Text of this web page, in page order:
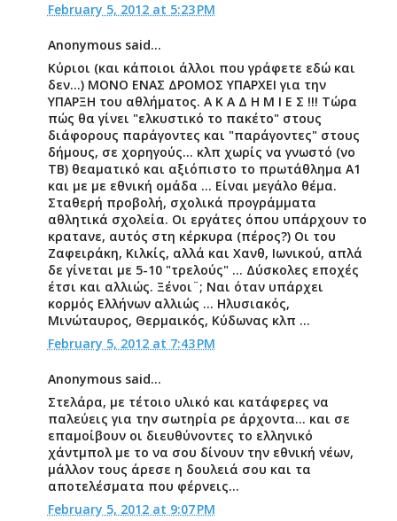
February 5, 2012 at 5:23 PM
Anonymous said...
Κύριοι (και κάποιοι άλλοι που γράφετε εδώ και
δεν...) ΜΟΝΟ ΕΝΑΣ ΔΡΟΜΟΣ ΥΠΑΡΧΕΙ για την
ΥΠΑΡΞΗ του αθλήματος. Α Κ Α Δ Η Μ Ι Ε Σ !!! Τώρα
πώς θα γίνει "ελκυστικό το πακέτο" στους
διάφορους παράγοντες και "παράγοντες" στους
δήμους, σε χορηγούς... κλπ χωρίς να γνωστό (νο
ΤΒ) θεαματικό και αξιόπιστο το πρωτάθλημα Α1
και με με εθνική ομάδα ... Είναι μεγάλο θέμα.
Σταθερή προβολή, σχολικά προγράμματα
αθλητικά σχολεία. Οι εργάτες όπου υπάρχουν το
κρατανε, αυτός στη κέρκυρα (πέρος?) Οι του
Ζαφειράκη, Κιλκίς, αλλά και Χανθ, Ιωνικού, απλά
δε γίνεται με 5-10 "τρελούς" ... Δύσκολες εποχές
έτσι και αλλιώς. Ξένοι¨; Ναι όταν υπάρχει
κορμός Ελλήνων αλλιώς ... Ηλυσιακός,
Μινώταυρος, Θερμαικός, Κύδωνας κλπ ...
February 5, 2012 at 7:43 PM
Anonymous said...
Στελάρα, με τέτοιο υλικό και κατάφερες να
παλεύεις για την σωτηρία ρε άρχοντα... και σε
επαμοίβουν οι διευθύνοντες το ελληνικό
χάντμπολ με το να σου δίνουν την εθνική νέων,
μάλλον τους άρεσε η δουλειά σου και τα
αποτελέσματα που φέρνεις...
February 5, 2012 at 9:07 PM